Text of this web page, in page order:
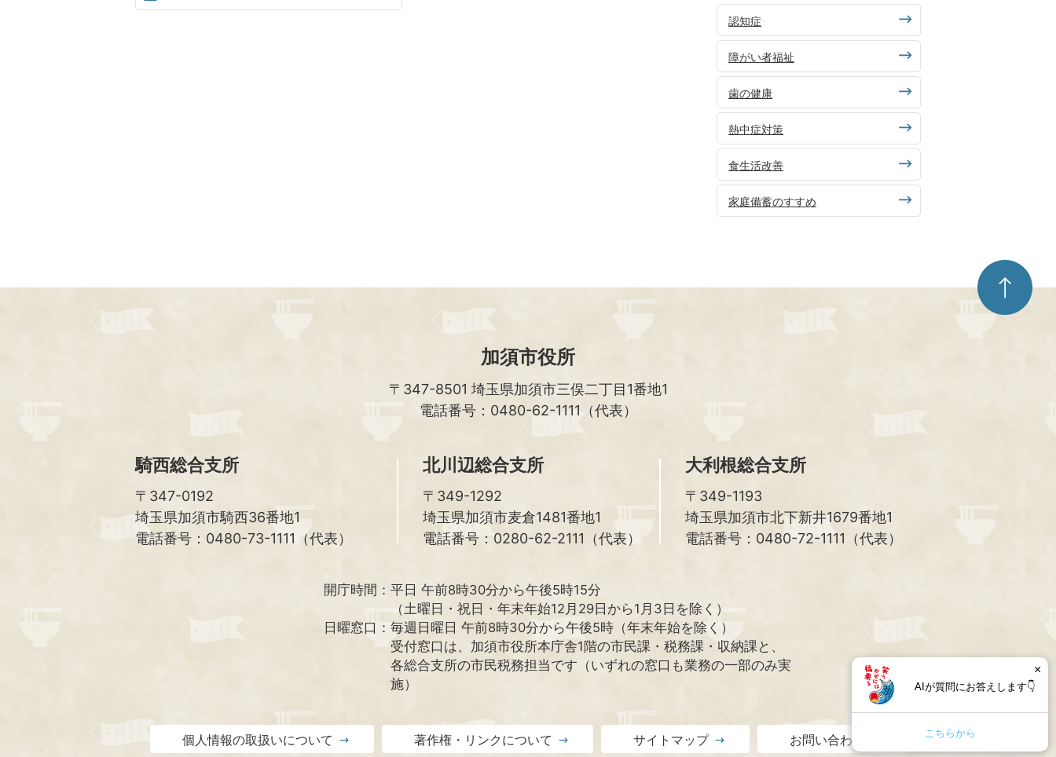
認知症
障がい者福祉
歯の健康
熱中症対策
食生活改善
家庭備蓄のすすめ
ペ
ー
ジ
加須市役所
〒347-8501 埼玉県加須市三俣二丁目1番地1
電話番号：0480-62-1111（代表）
騎西総合支所
〒347-0192
埼玉県加須市騎西36番地1
電話番号：0480-73-1111（代表）
北川辺総合支所
〒349-1292
埼玉県加須市麦倉1481番地1
電話番号：0280-62-2111（代表）
大利根総合支所
〒349-1193
埼玉県加須市北下新井1679番地1
電話番号：0480-72-1111（代表）
開庁時間： 平日 午前8時30分から午後5時15分
（土曜日・祝日・年末年始12月29日から1月3日を除く）
日曜窓口： 毎週日曜日 午前8時30分から午後5時（年末年始を除く）
受付窓口は、加須市役所本庁舎1階の市民課・税務課・収納課と、
各総合支所の市民税務担当です（いずれの窓口も業務の一部のみ実
施）
個人情報の取扱いについて 著作権・リンクについて サイトマップ お問い合わせ
AIが質問にお答えします👇
こちらから
×